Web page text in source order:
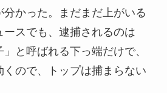
分かった。まだまだ上がいる
ースでも、逮捕されるのは
」と呼ばれる下っ端だけで、
くので、トップは捕まらない